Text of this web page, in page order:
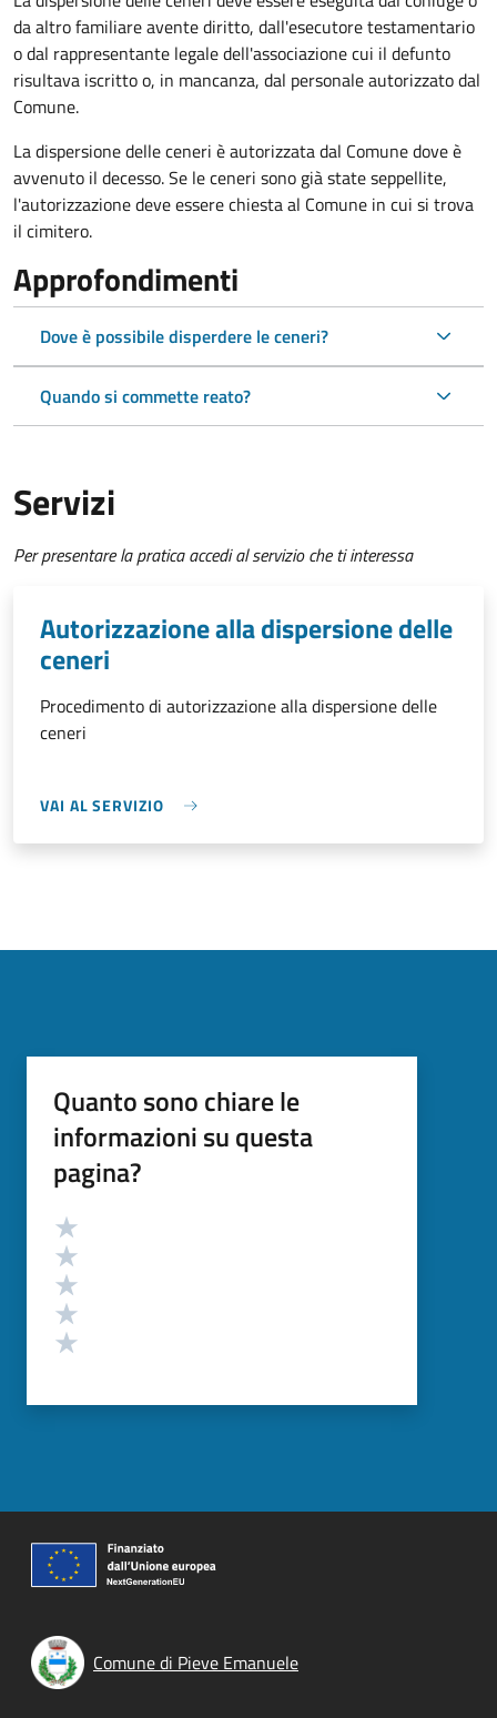
da altro familiare avente diritto, dall'esecutore testamentario
o dal rappresentante legale dell'associazione cui il defunto
risultava iscritto o, in mancanza, dal personale autorizzato dal
Comune.
La dispersione delle ceneri è autorizzata dal Comune dove è
avvenuto il decesso. Se le ceneri sono già state seppellite,
l'autorizzazione deve essere chiesta al Comune in cui si trova
il cimitero.
Approfondimenti
Dove è possibile disperdere le ceneri?
Quando si commette reato?
Servizi
Per presentare la pratica accedi al servizio che ti interessa
Autorizzazione alla dispersione delle
ceneri
Procedimento di autorizzazione alla dispersione delle
ceneri
VAI AL SERVIZIO
Quanto sono chiare le
informazioni su questa
pagina?
Valutazione
Comune di Pieve Emanuele